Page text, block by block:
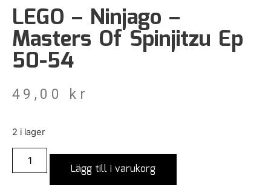
LEGO – Ninjago –
Masters Of Spinjitzu Ep
50-54
49,00 kr
2 i lager
Lägg till i varukorg